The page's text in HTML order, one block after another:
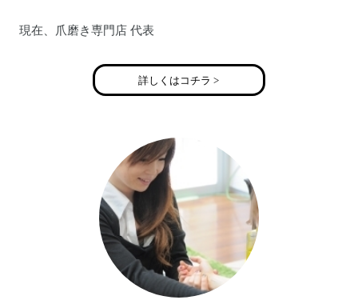
現在、爪磨き専門店 代表
（経営者、保険会社関係、弁護士事務所、飲食店舗など）
女性はもちろんのこと男性の身だしなみのお手伝いとして
詳しくはコチラ >